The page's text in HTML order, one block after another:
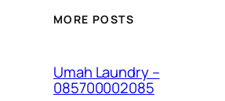
MORE POSTS
Umah Laundry –
085700002085